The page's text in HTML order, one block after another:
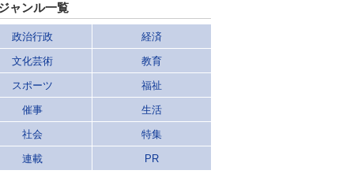
ャンル一覧
政治行政 経済
文化芸術 教育
スポーツ 福祉
催事 生活
社会 特集
連載 PR